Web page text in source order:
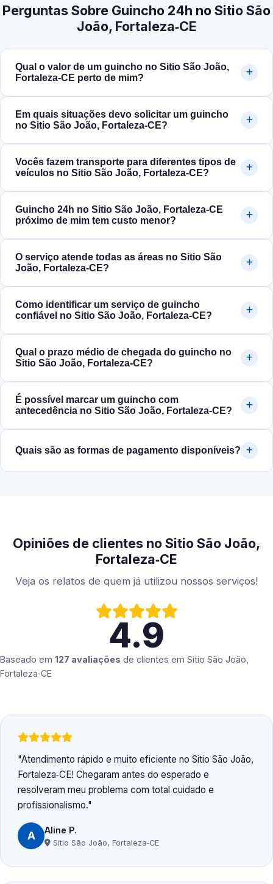
Perguntas Sobre Guincho 24h no Sitio São
João, Fortaleza‑CE
Qual o valor de um guincho no Sitio São João,
Fortaleza‑CE perto de mim?
Em quais situações devo solicitar um guincho
no Sitio São João, Fortaleza‑CE?
Vocês fazem transporte para diferentes tipos de
veículos no Sitio São João, Fortaleza‑CE?
Guincho 24h no Sitio São João, Fortaleza‑CE
próximo de mim tem custo menor?
O serviço atende todas as áreas no Sitio São
João, Fortaleza‑CE?
Como identificar um serviço de guincho
confiável no Sitio São João, Fortaleza‑CE?
Qual o prazo médio de chegada do guincho no
Sitio São João, Fortaleza‑CE?
É possível marcar um guincho com
antecedência no Sitio São João, Fortaleza‑CE?
Quais são as formas de pagamento disponíveis?
Opiniões de clientes no Sitio São João,
Fortaleza‑CE
Veja os relatos de quem já utilizou nossos serviços!
4.9
Baseado em 127 avaliações de clientes em Sitio São João,
Fortaleza‑CE
Atendimento rápido e muito eficiente no Sitio São João,
Fortaleza‑CE! Chegaram antes do esperado e
resolveram meu problema com total cuidado e
profissionalismo.
A Aline P.
Sitio São João, Fortaleza‑CE